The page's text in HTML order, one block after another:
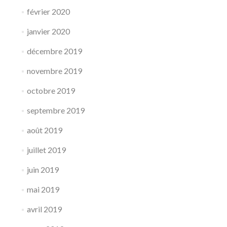
février 2020
janvier 2020
décembre 2019
novembre 2019
octobre 2019
septembre 2019
août 2019
juillet 2019
juin 2019
mai 2019
avril 2019